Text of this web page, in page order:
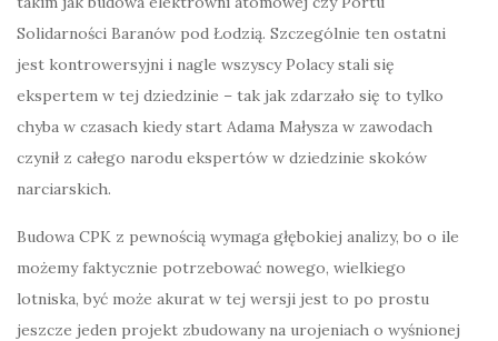
Solidarności Baranów pod Łodzią. Szczególnie ten ostatni
jest kontrowersyjni i nagle wszyscy Polacy stali się
ekspertem w tej dziedzinie – tak jak zdarzało się to tylko
chyba w czasach kiedy start Adama Małysza w zawodach
czynił z całego narodu ekspertów w dziedzinie skoków
narciarskich.
Budowa CPK z pewnością wymaga głębokiej analizy, bo o ile
możemy faktycznie potrzebować nowego, wielkiego
lotniska, być może akurat w tej wersji jest to po prostu
jeszcze jeden projekt zbudowany na urojeniach o wyśnionej